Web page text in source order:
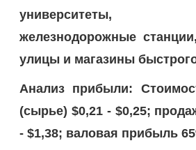
университеты,
железнодорожные
улицы и магазины
Анализ прибыли:
(сырье) $0,21 - $0,25;
- $1,38; валовая прибыль